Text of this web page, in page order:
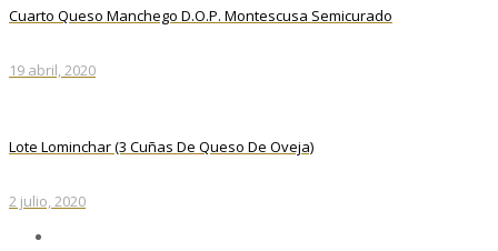
Cuarto Queso Manchego D.O.P. Montescusa Semicurado
19 abril, 2020
Lote Lominchar (3 Cuñas De Queso De Oveja)
2 julio, 2020